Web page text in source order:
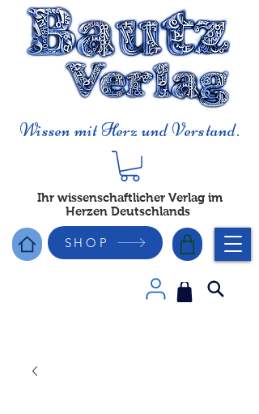
Wissen mit Herz und Verstand.
Ihr wissenschaftlicher Verlag im
Herzen Deutschlands
SHOP